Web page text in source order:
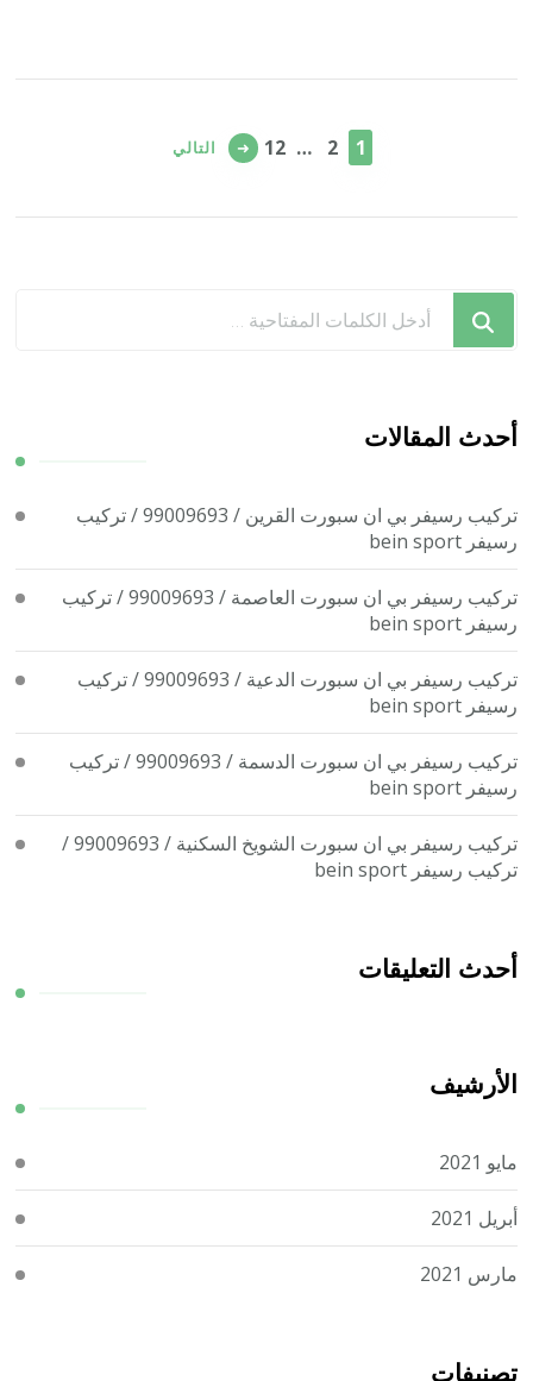
صفحة
1 صفحة
2
… صفحة
12 التالي
تبحث
ما؟
أحدث المقالات
تركيب رسيفر بي ان سبورت القرين / 99009693 / تركيب
رسيفر bein sport
تركيب رسيفر بي ان سبورت العاصمة / 99009693 / تركيب
رسيفر bein sport
تركيب رسيفر بي ان سبورت الدعية / 99009693 / تركيب
رسيفر bein sport
تركيب رسيفر بي ان سبورت الدسمة / 99009693 / تركيب
رسيفر bein sport
تركيب رسيفر بي ان سبورت الشويخ السكنية / 99009693 /
تركيب رسيفر bein sport
أحدث التعليقات
الأرشيف
مايو 2021
أبريل 2021
مارس 2021
تصنيفات